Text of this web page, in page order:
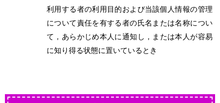
利用する者の利用目的および当該個人情報の管理
について責任を有する者の氏名または名称につい
て，あらかじめ本人に通知し，または本人が容易
に知り得る状態に置いているとき